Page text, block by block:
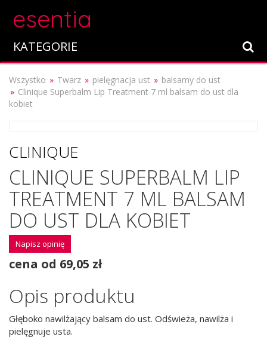
esentia
KATEGORIE
Wszystko Twarz pielęgnacja ust
balsamy do ust
Clinique Superbalm Lip Treatment 7 ml balsam do ust dla
kobiet
CLINIQUE
CLINIQUE SUPERBALM LIP
TREATMENT 7 ML BALSAM
DO UST DLA KOBIET
Napisz opinię
cena od 69,05 zł
Opis produktu
Głęboko nawilżający balsam do ust. Odświeża, nawilża i
pielęgnuje usta.